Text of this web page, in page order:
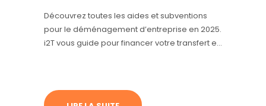
Découvrez toutes les aides et subventions
pour le déménagement d’entreprise en 2025.
i2T vous guide pour financer votre transfert et